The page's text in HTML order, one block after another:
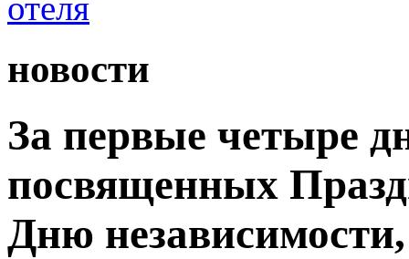
новости
За первые четыре
посвященных
Дню